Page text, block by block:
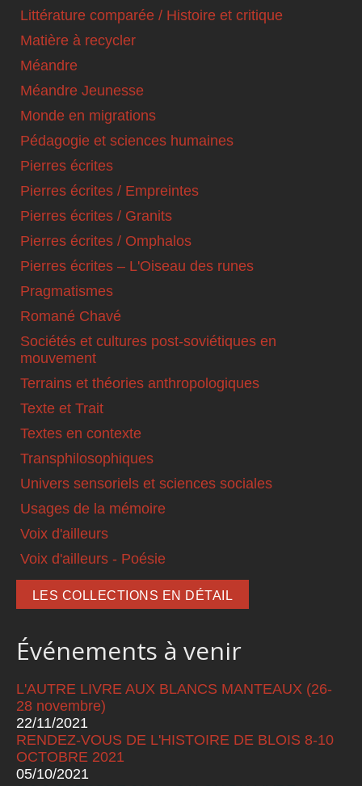
Littérature comparée / Histoire et critique
Matière à recycler
Méandre
Méandre Jeunesse
Monde en migrations
Pédagogie et sciences humaines
Pierres écrites
Pierres écrites / Empreintes
Pierres écrites / Granits
Pierres écrites / Omphalos
Pierres écrites – L'Oiseau des runes
Pragmatismes
Romané Chavé
Sociétés et cultures post-soviétiques en
mouvement
Terrains et théories anthropologiques
Texte et Trait
Textes en contexte
Transphilosophiques
Univers sensoriels et sciences sociales
Usages de la mémoire
Voix d'ailleurs
Voix d'ailleurs - Poésie
LES COLLECTIONS EN DÉTAIL
Événements à venir
L'AUTRE LIVRE AUX BLANCS MANTEAUX (26-
28 novembre)
22/11/2021
RENDEZ-VOUS DE L'HISTOIRE DE BLOIS 8-10
OCTOBRE 2021
05/10/2021